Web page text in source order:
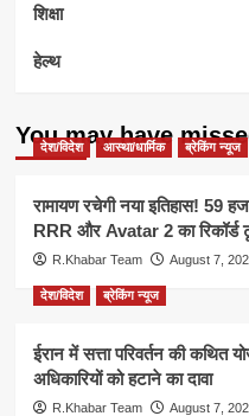
शिक्षा
हेल्थ
You may have
देश/विदेश आस्था/धार्मिक ब्रेकिंग न्यूज
रामायण रचेगी नया इतिहास! 59
RRR और Avatar 2 का रिकॉर्ड
R.Khabar Team August 7,
देश/विदेश ब्रेकिंग न्यूज
ईरान में सत्ता परिवर्तन की कथित
अधिकारियों को हटाने का दावा
R.Khabar Team August 7,